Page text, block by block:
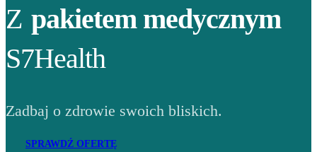
Z pakietem medycznym
S7Health
Zadbaj o zdrowie swoich bliskich.
SPRAWDŹ OFERTĘ